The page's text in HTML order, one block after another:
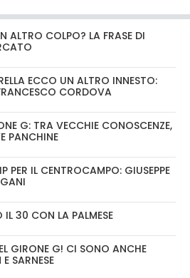
ALTRO COLPO? LA FRASE DI
ECCO UN ALTRO INNESTO:
CORDOVA
G: TRA VECCHIE CONOSCENZE,
PANCHINE
PER IL CENTROCAMPO: GIUSEPPE
30 CON LA PALMESE
GIRONE G! CI SONO ANCHE
SARNESE